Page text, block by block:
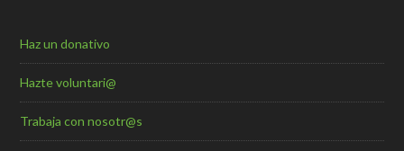
Haz un donativo
Hazte voluntari@
Trabaja con nosotr@s